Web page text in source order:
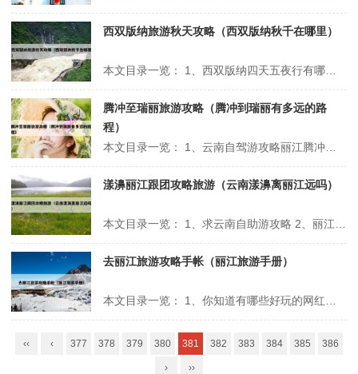
西双版纳旅游秋天攻略（西双版纳秋千在哪里）
腾冲至瑞丽旅游攻略（腾冲到瑞丽有多远的路
程）
漾濞丽江跟团攻略旅游（云南漾濞离丽江远吗）
去丽江旅游攻略手帐（丽江旅游手册）
‹‹ ‹ 377 378 379 380 381 382 383 384 385 386
› ››